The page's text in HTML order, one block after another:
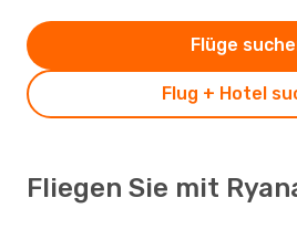
Flug + Hotel
Flüge
Fliegen Sie mit